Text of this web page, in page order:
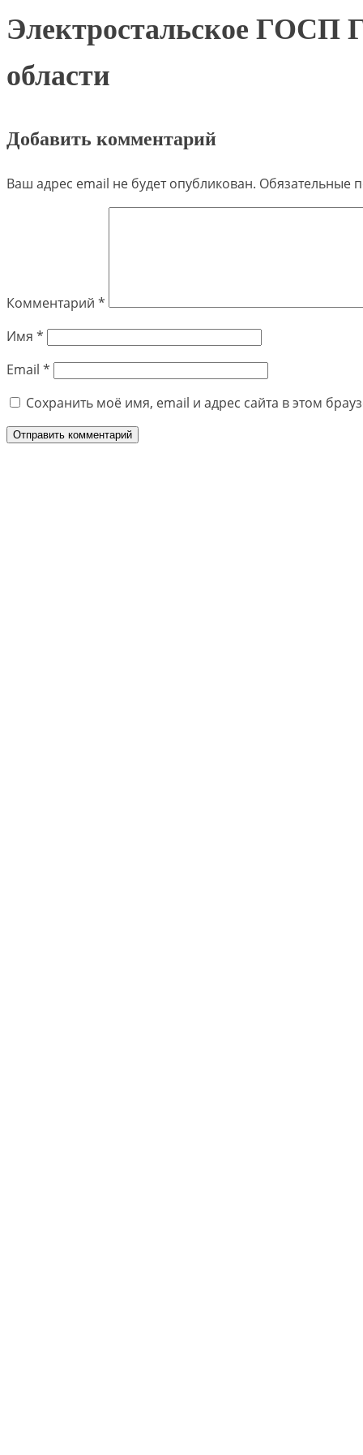
Электростальское
области
Добавить комментарий
Ваш адрес email не будет опубликован. Обязательные
Комментарий *
Имя *
Email *
Сохранить моё имя, email и адрес сайта в этом